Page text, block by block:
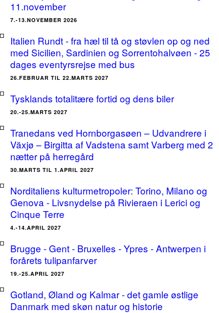
11.november
7.-13.NOVEMBER 2026
Italien Rundt - fra hæl til tå og støvlen op og ned
med Sicilien, Sardinien og Sorrentohalvøen - 25
dages eventyrsrejse med bus
26.FEBRUAR TIL 22.MARTS 2027
Tysklands totalitære fortid og dens biler
20.-25.MARTS 2027
Tranedans ved Hornborgasøen – Udvandrere i
Växjø – Birgitta af Vadstena samt Varberg med 2
nætter på herregård
30.MARTS TIL 1.APRIL 2027
Norditaliens kulturmetropoler: Torino, Milano og
Genova - Livsnydelse på Rivieraen i Lerici og
Cinque Terre
4.-14.APRIL 2027
Brugge - Gent - Bruxelles - Ypres - Antwerpen i
forårets tulipanfarver
19.-25.APRIL 2027
Gotland, Øland og Kalmar - det gamle østlige
Danmark med skøn natur og historie